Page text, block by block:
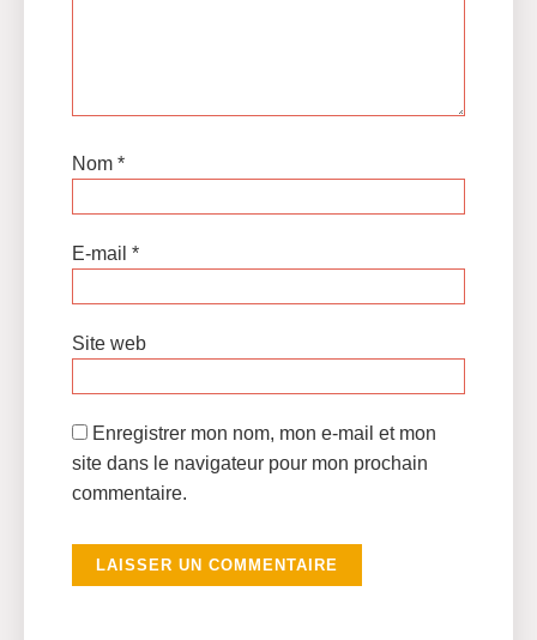
Nom *
E-mail *
Site web
Enregistrer mon nom, mon e-mail et mon
site dans le navigateur pour mon prochain
commentaire.